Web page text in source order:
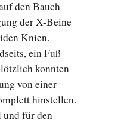
den Bauch
der X-Beine
Knien.
ein Fuß
konnten
von einer
hinstellen.
für den